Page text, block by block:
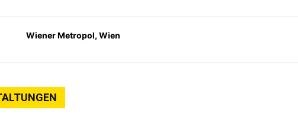
Wiener Metropol, Wien